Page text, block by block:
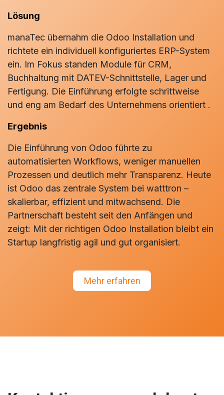
Lösung
manaTec übernahm die Odoo Installation und
richtete ein individuell konfiguriertes ERP-System
ein. Im Fokus standen Module für CRM,
Buchhaltung mit DATEV-Schnittstelle, Lager und
Fertigung. Die Einführung erfolgte schrittweise
und eng am Bedarf des Unternehmens orientiert .
Ergebnis
Die Einführung von Odoo führte zu
automatisierten Workflows, weniger manuellen
Prozessen und deutlich mehr Transparenz. Heute
ist Odoo das zentrale System bei watttron –
skalierbar, effizient und mitwachsend. Die
Partnerschaft besteht seit den Anfängen und
zeigt: Mit der richtigen Odoo Installation bleibt ein
Startup langfristig agil und gut organisiert.
Mehr​​​​​​ erfahren